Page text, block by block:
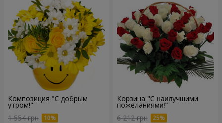
Композиция "С добрым
утром!"
1 554 грн
Корзина "С наилучшими
пожеланиями!"
6 212 грн